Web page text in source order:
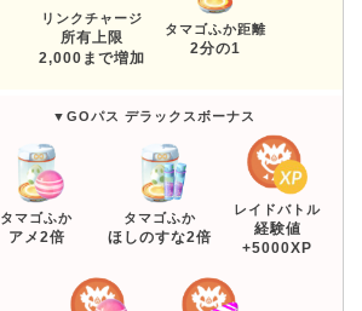
リンクチャージ
所有上限
2,000まで増加
タマゴふか距離
2分の1
▼GOパス デラックスボーナス
タマゴふか
アメ2倍
タマゴふか
ほしのすな2倍
レイドバトル
経験値
+5000XP